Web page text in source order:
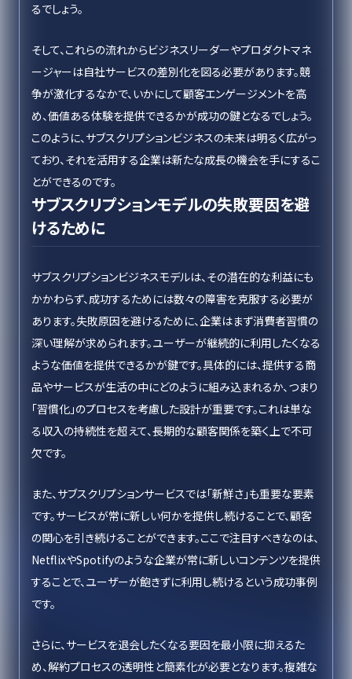
るでしょう。
そして、これらの流れからビジネスリーダーやプロダクトマネ
ージャーは自社サービスの差別化を図る必要があります。競
争が激化するなかで、いかにして顧客エンゲージメントを高
め、価値ある体験を提供できるかが成功の鍵となるでしょう。
このように、サブスクリプションビジネスの未来は明るく広がっ
ており、それを活用する企業は新たな成長の機会を手にするこ
とができるのです。
サブスクリプションモデルの失敗要因を避
けるために
サブスクリプションビジネスモデルは、その潜在的な利益にも
かかわらず、成功するためには数々の障害を克服する必要が
あります。失敗原因を避けるために、企業はまず消費者習慣の
深い理解が求められます。ユーザーが継続的に利用したくなる
ような価値を提供できるかが鍵です。具体的には、提供する商
品やサービスが生活の中にどのように組み込まれるか、つまり
「習慣化」のプロセスを考慮した設計が重要です。これは単な
る収入の持続性を超えて、長期的な顧客関係を築く上で不可
欠です。
また、サブスクリプションサービスでは「新鮮さ」も重要な要素
です。サービスが常に新しい何かを提供し続けることで、顧客
の関心を引き続けることができます。ここで注目すべきなのは、
NetflixやSpotifyのような企業が常に新しいコンテンツを提供
することで、ユーザーが飽きずに利用し続けるという成功事例
です。
さらに、サービスを退会したくなる要因を最小限に抑えるた
め、解約プロセスの透明性と簡素化が必要となります。複雑な